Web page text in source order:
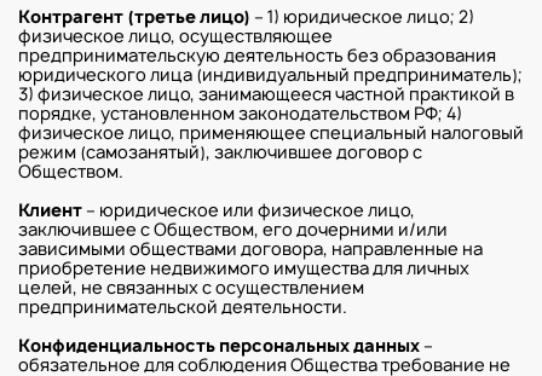
Контрагент (третье лицо) – 1) юридическое лицо; 2)
физическое лицо, осуществляющее
предпринимательскую деятельность без образования
юридического лица (индивидуальный предприниматель);
3) физическое лицо, занимающееся частной практикой в
порядке, установленном законодательством РФ; 4)
физическое лицо, применяющее специальный налоговый
режим (самозанятый), заключившее договор с
Обществом.
Клиент – юридическое или физическое лицо,
заключившее с Обществом, его дочерними и/или
зависимыми обществами договора, направленные на
приобретение недвижимого имущества для личных
целей, не связанных с осуществлением
предпринимательской деятельности.
Конфиденциальность персональных данных –
обязательное для соблюдения Общества требование не